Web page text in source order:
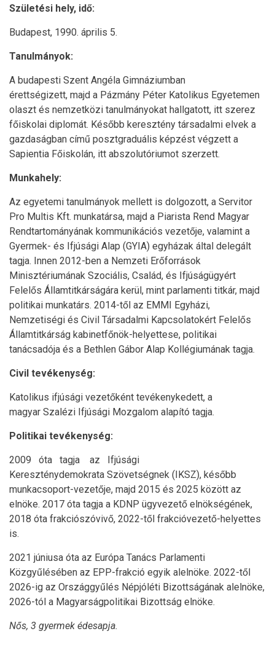
Születési hely, idő:
Budapest, 1990. április 5.
Tanulmányok:
A budapesti Szent Angéla Gimnáziumban
érettségizett, majd a Pázmány Péter Katolikus Egyetemen
olaszt és nemzetközi tanulmányokat hallgatott, itt szerez
főiskolai diplomát. Később keresztény társadalmi elvek a
gazdaságban című posztgraduális képzést végzett a
Sapientia Főiskolán, itt abszolutóriumot szerzett.
Munkahely:
Az egyetemi tanulmányok mellett is dolgozott, a Servitor
Pro Multis Kft. munkatársa, majd a Piarista Rend Magyar
Rendtartományának kommunikációs vezetője, valamint a
Gyermek- és Ifjúsági Alap (GYIA) egyházak által delegált
tagja. Innen 2012-ben a Nemzeti Erőforrások
Minisztériumának Szociális, Család, és Ifjúságügyért
Felelős Államtitkárságára kerül, mint parlamenti titkár, majd
politikai munkatárs. 2014-től az EMMI Egyházi,
Nemzetiségi és Civil Társadalmi Kapcsolatokért Felelős
Államtitkárság kabinetfőnök-helyettese, politikai
tanácsadója és a Bethlen Gábor Alap Kollégiumának tagja.
Civil tevékenység:
Katolikus ifjúsági vezetőként tevékenykedett, a
magyar Szalézi Ifjúsági Mozgalom alapító tagja.
Politikai tevékenység:
2009 óta tagja az Ifjúsági
Kereszténydemokrata Szövetségnek (IKSZ), később
munkacsoport-vezetője, majd 2015 és 2025 között az
elnöke. 2017 óta tagja a KDNP ügyvezető elnökségének,
2018 óta frakciószóvivő, 2022-től frakcióvezető-helyettes
is.
2021 júniusa óta az Európa Tanács Parlamenti
Közgyűlésében az EPP-frakció egyik alelnöke. 2022-től
2026-ig az Országgyűlés Népjóléti Bizottságának alelnöke,
2026-tól a Magyarságpolitikai Bizottság elnöke.
Nős, 3 gyermek édesapja.